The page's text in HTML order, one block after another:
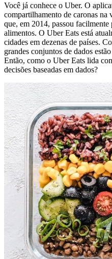
Você já conhece o Uber. O
compartilhamento de caronas na
que, em 2014, passou facilmente
alimentos. O Uber Eats está
cidades em dezenas de países.
grandes conjuntos de dados
Então, como o Uber Eats lida
decisões baseadas em dados?